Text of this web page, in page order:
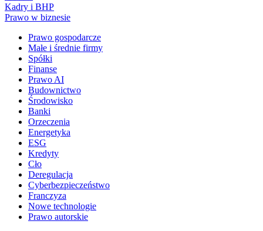
Kadry i BHP
Prawo w biznesie
Prawo gospodarcze
Małe i średnie firmy
Spółki
Finanse
Prawo AI
Budownictwo
Środowisko
Banki
Orzeczenia
Energetyka
ESG
Kredyty
Cło
Deregulacja
Cyberbezpieczeństwo
Franczyza
Nowe technologie
Prawo autorskie